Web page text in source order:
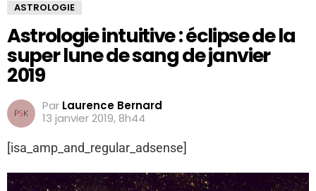
ASTROLOGIE
Astrologie intuitive : éclipse de la
super lune de sang de janvier
2019
Par Laurence Bernard
13 janvier 2019, 8h44
[isa_amp_and_regular_adsense]